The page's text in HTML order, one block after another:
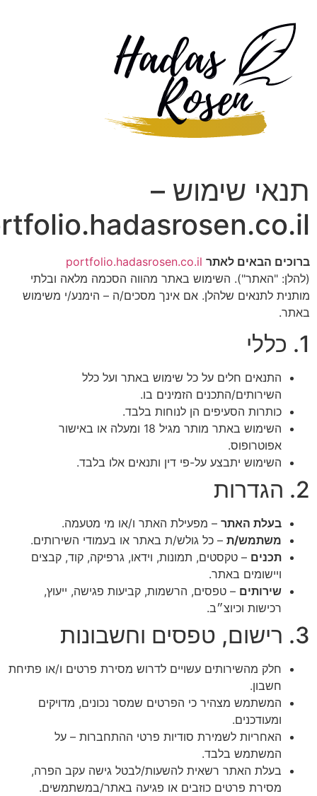
שימוש –
הבאים לאתר portfolio.hadasrosen.co.il
"האתר"). השימוש באתר מהווה הסכמה מלאה ובלתי
לתנאים שלהלן. אם אינך מסכים/ה – הימנע/י משימוש
התנאים חלים על כל שימוש באתר ועל כלל
השירותים/התכנים הזמינים בו.
כותרות הסעיפים הן לנוחות בלבד.
השימוש באתר מותר מגיל 18 ומעלה או באישור
אפוטרופוס.
השימוש יתבצע על-פי דין ותנאים אלו בלבד.
בעלת האתר– מפעילת האתר ו/או מי מטעמה.
משתמש/ת– כל גולש/ת באתר או בעמודי השירותים.
תכנים – טקסטים, תמונות, וידאו, גרפיקה, קוד, קבצים
ויישומים באתר.
שירותים– טפסים, הרשמות, קביעות פגישה, ייעוץ,
רכישות וכיוצ״ב.
חלק מהשירותים עשויים לדרוש מסירת פרטים ו/או פתיחת
המשתמש מצהיר כי הפרטים שמסר נכונים, מדויקים
ומעודכנים.
האחריות לשמירת סודיות פרטי ההתחברות – על
המשתמש בלבד.
בעלת האתר רשאית להשעות/לבטל גישה עקב הפרה,
מסירת פרטים כוזבים או פגיעה באתר/במשתמשים.